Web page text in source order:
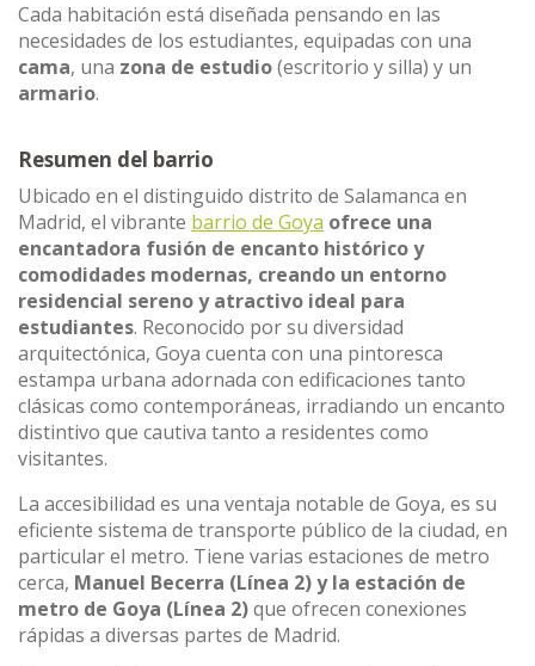
Cada habitación está diseñada pensando en las
necesidades de los estudiantes, equipadas con una
cama, una zona de estudio(escritorio y silla) y un
armario.
Resumen del barrio
Ubicado en el distinguido distrito de Salamanca en
Madrid, el vibrante barrio de Goya ofrece una
encantadora fusión de encanto histórico y
comodidades modernas, creando un entorno
residencial sereno y atractivo ideal para
estudiantes. Reconocido por su diversidad
arquitectónica, Goya cuenta con una pintoresca
estampa urbana adornada con edificaciones tanto
clásicas como contemporáneas, irradiando un encanto
distintivo que cautiva tanto a residentes como
visitantes.
La accesibilidad es una ventaja notable de Goya, es su
eficiente sistema de transporte público de la ciudad, en
particular el metro. Tiene varias estaciones de metro
cerca, Manuel Becerra (Línea 2) y la estación de
metro de Goya (Línea 2)que ofrecen conexiones
rápidas a diversas partes de Madrid.